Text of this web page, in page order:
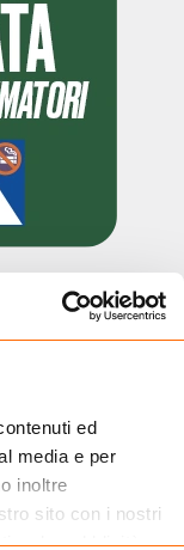
ed
media e per
inoltre
sito con i nostri
web, pubblicità e
online di